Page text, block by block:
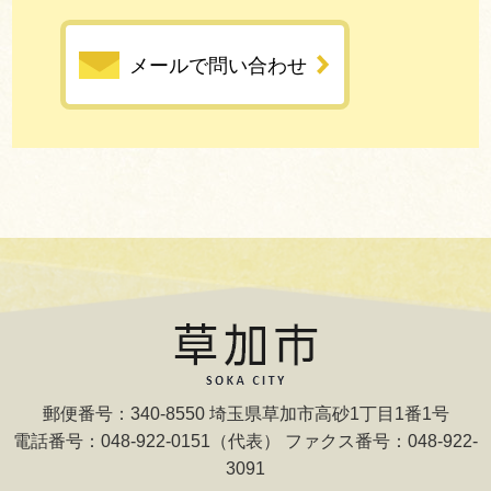
メールで問い合わせ
郵便番号：340-8550 埼玉県草加市高砂1丁目1番1号
電話番号：048-922-0151（代表） ファクス番号：048-922-
3091